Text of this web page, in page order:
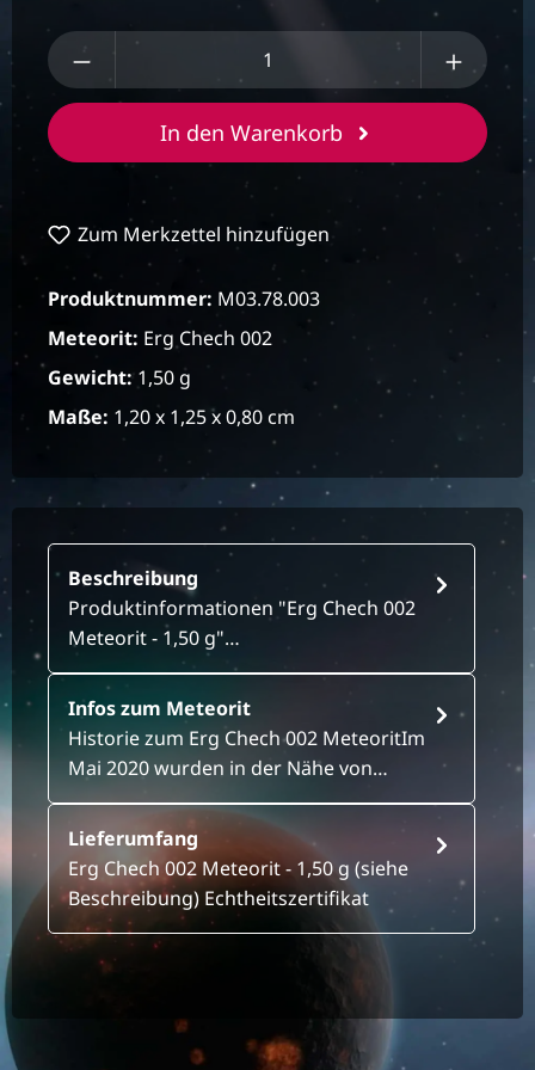
Produkt Anzahl: Gib den gewünschten
In den Warenkorb
Zum Merkzettel hinzufügen
Produktnummer: M03.78.003
Meteorit: Erg Chech 002
Gewicht: 1,50 g
Maße: 1,20 x 1,25 x 0,80 cm
Beschreibung
Produktinformationen "Erg Chech 002
Meteorit - 1,50 g"…
Infos zum Meteorit
Historie zum Erg Chech 002 MeteoritIm
Mai 2020 wurden in der Nähe von…
Lieferumfang
Erg Chech 002 Meteorit - 1,50 g (siehe
Beschreibung) Echtheitszertifikat